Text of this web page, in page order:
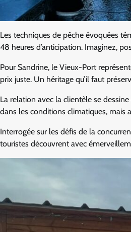
Les techniques de pêche évoquées
48 heures d’anticipation. Imaginez,
Pour Sandrine, le Vieux-Port
prix juste. Un héritage qu’il faut
La relation avec la clientèle se
dans les conditions climatiques, mais
Interrogée sur les défis de la
touristes découvrent avec